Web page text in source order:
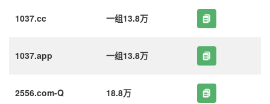
1037.cc 一组13.8万
1037.app 一组13.8万
2556.com-Q 18.8万